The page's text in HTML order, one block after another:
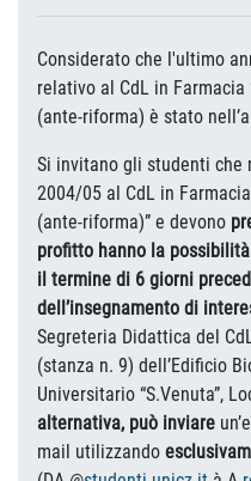
Considerato che l'ultimo
relativo al CdL in
(ante-riforma) è stato
Si invitano gli studenti che
2004/05 al CdL in
(ante-riforma)” e devono
profitto hanno la
il termine di 6 giorni
dell’insegnamento di
Segreteria Didattica del
(stanza n. 9) dell’Edificio
Universitario “S.Venuta”,
alternativa, può inviare
mail utilizzando